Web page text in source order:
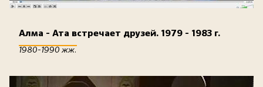
Алма - Ата встречает друзей. 1979 - 1983 г.
1980-1990 жж.